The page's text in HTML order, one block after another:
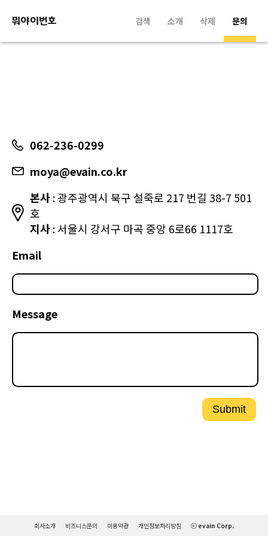
검색 소개 삭제 문의
062-236-0299
moya@evain.co.kr
본사: 광주광역시 북구 설죽로 217 번길 38-7 501
호
지사: 서울시 강서구 마곡 중앙 6로66 1117호
Email
Message
Submit
회사소개 비즈니스문의 이용약관 개인정보처리방침 ⓒ evain Corp.